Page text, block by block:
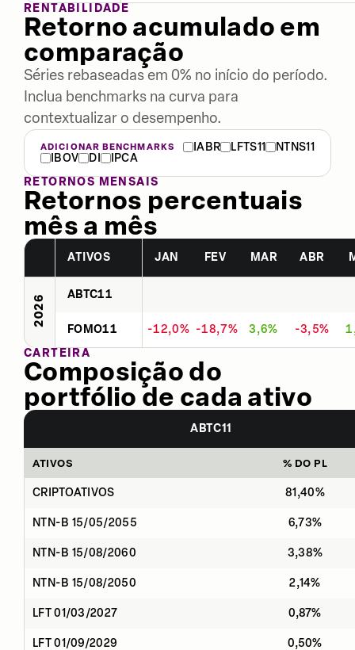
RENTABILIDADE
Retorno acumulado em
comparação
Séries rebaseadas em 0% no início do período.
Inclua benchmarks na curva para
contextualizar o desempenho.
ADICIONAR BENCHMARKS IABR LFTS11
NTNS11
IBOV
DI
IPCA
RETORNOS MENSAIS
Retornos percentuais
mês a mês
ATIVOS JAN FEV MAR ABR
2026 ABTC11
FOMO11 -12,0% -18,7% 3,6% -3,5%
CARTEIRA
Composição do
portfólio de cada ativo
ABTC11
ATIVOS % DO PL
CRIPTOATIVOS 81,40%
NTN-B 15/05/2055 6,73%
NTN-B 15/08/2060 3,38%
NTN-B 15/08/2050 2,14%
LFT 01/03/2027 0,87%
LFT 01/09/2029 0,50%